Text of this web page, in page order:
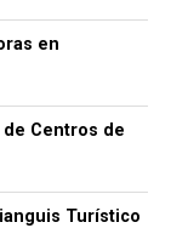
en
Centros de
Turístico